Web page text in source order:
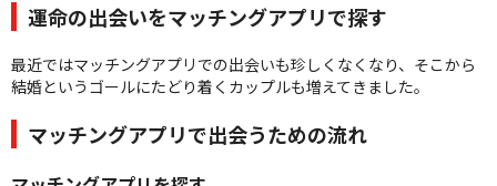
よくあるご質問|会社概要| 採用情報
お問い合わせ|プライバシーポリシー
運命の出会いをマッチングアプリで探す
最近ではマッチングアプリでの出会いも珍しくなくなり、そこから
結婚というゴールにたどり着くカップルも増えてきました。
マッチングアプリで出会うための流れ